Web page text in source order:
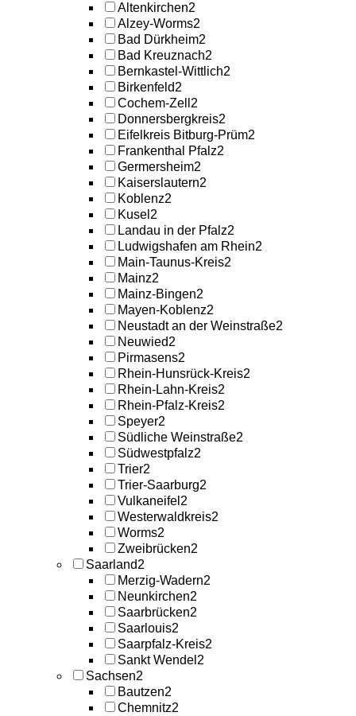
Altenkirchen2
Alzey-Worms2
Bad Dürkheim2
Bad Kreuznach2
Bernkastel-Wittlich2
Birkenfeld2
Cochem-Zell 2
Donnersbergkreis2
Eifelkreis Bitburg-Prüm2
Frankenthal Pfalz2
Germersheim2
Kaiserslautern2
Koblenz2
Kusel 2
Landau in der Pfalz2
Ludwigshafen am Rhein2
Main-Taunus-Kreis2
Mainz2
Mainz-Bingen2
Mayen-Koblenz2
Neustadt an der Weinstraße2
Neuwied2
Pirmasens2
Rhein-Hunsrück-Kreis2
Rhein-Lahn-Kreis2
Rhein-Pfalz-Kreis2
Speyer2
Südliche Weinstraße2
Südwestpfalz2
Trier2
Trier-Saarburg2
Vulkaneifel 2
Westerwaldkreis2
Worms2
Zweibrücken2
Saarland2
Merzig-Wadern2
Neunkirchen2
Saarbrücken2
Saarlouis2
Saarpfalz-Kreis2
Sankt Wendel 2
Sachsen2
Bautzen2
Chemnitz2